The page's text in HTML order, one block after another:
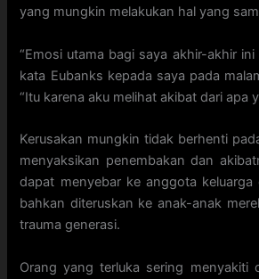
yang mungkin melakukan hal yang
“Emosi utama bagi saya akhir-akhir ini
kata Eubanks kepada saya pada
“Itu karena aku melihat akibat dari apa
Kerusakan mungkin tidak berhenti
menyaksikan penembakan dan
dapat menyebar ke anggota keluarga
bahkan diteruskan ke anak-anak
trauma generasi.
Orang yang terluka sering menyakiti